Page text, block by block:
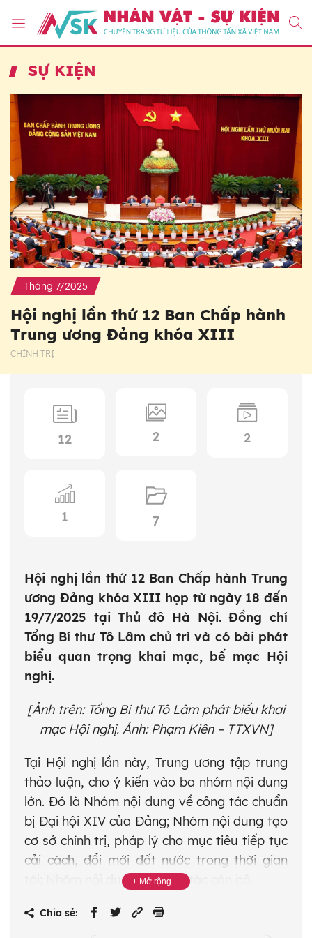
SỰ KIỆN
Tháng 7/2025
Hội nghị lần thứ 12 Ban Chấp hành
Trung ương Đảng khóa XIII
CHÍNH TRỊ
12 2 2
1 7
Hội nghị lần thứ 12 Ban Chấp hành Trung
ương Đảng khóa XIII họp từ ngày 18 đến
19/7/2025 tại Thủ đô Hà Nội. Đồng chí
Tổng Bí thư Tô Lâm chủ trì và có bài phát
biểu quan trọng khai mạc, bế mạc Hội
nghị.
[Ảnh trên: Tổng Bí thư Tô Lâm phát biểu khai
mạc Hội nghị. Ảnh: Phạm Kiên – TTXVN]
Tại Hội nghị lần này, Trung ương tập trung
thảo luận, cho ý kiến vào ba nhóm nội dung
lớn. Đó là Nhóm nội dung về công tác chuẩn
bị Đại hội XIV của Đảng; Nhóm nội dung tạo
cơ sở chính trị, pháp lý cho mục tiêu tiếp tục
cải cách, đổi mới đất nước trong thời gian
tới; Nhóm nội dung về công tác cán bộ.
- Ban Chấp hành Trung ương Đảng thống
Chia sẻ: